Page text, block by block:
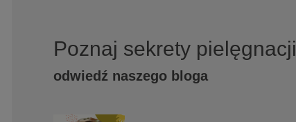
Poznaj sekrety pielęgnacji
odwiedź naszego bloga